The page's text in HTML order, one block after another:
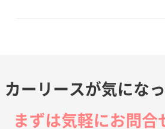
カーリースが気にな
まずは気軽にお問合